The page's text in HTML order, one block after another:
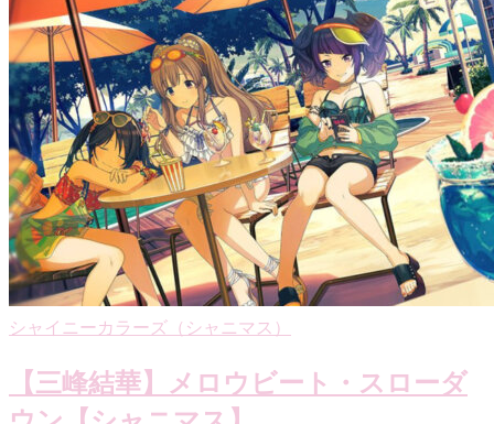
シャイニーカラーズ（シャニマス）
【三峰結華】メロウビート・スローダ